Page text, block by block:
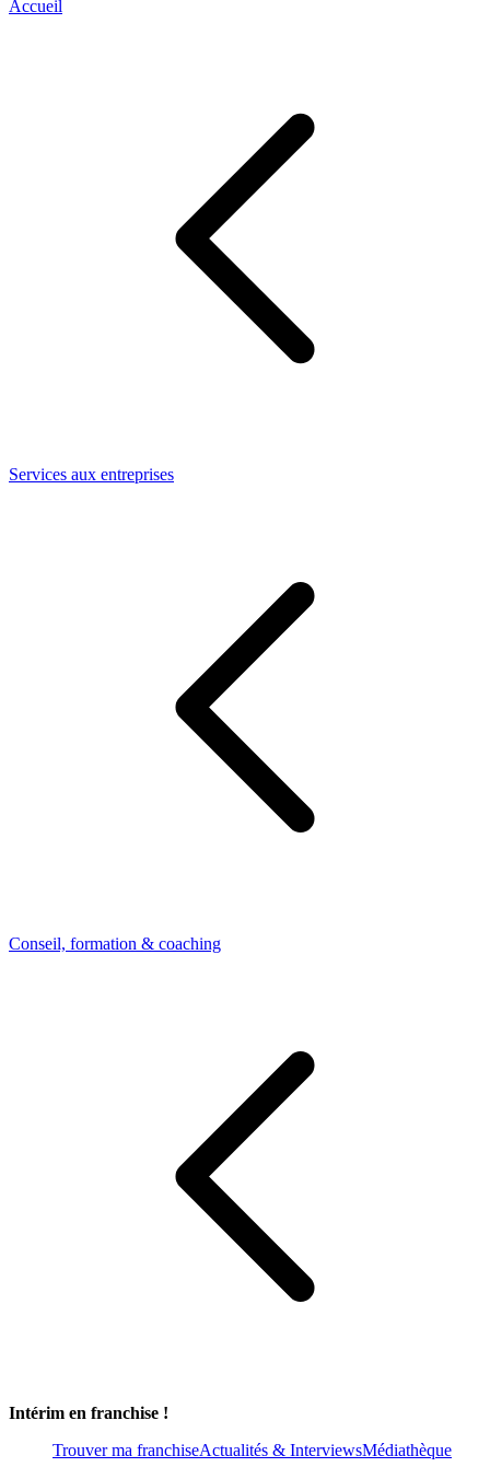
Accueil
Services aux entreprises
Conseil, formation & coaching
Intérim en franchise !
Trouver ma franchiseActualités & InterviewsMédiathèque